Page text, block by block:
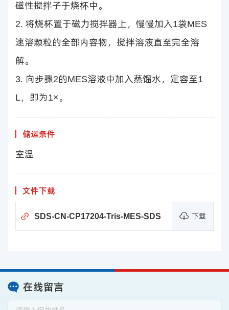
磁性搅拌子于烧杯中。
2. 将烧杯置于磁力搅拌器上，慢慢加入1袋MES
速溶颗粒的全部内容物，搅拌溶液直至完全溶
解。
3. 向步骤2的MES溶液中加入蒸馏水，定容至1
L，即为1×。
储运条件
室温
文件下载
下载
SDS-CN-CP17204-Tris-MES-SDS
在线留言